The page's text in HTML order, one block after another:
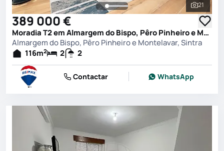
Ver
21
389 000 €
Moradia T2 em Almargem do Bispo, Pêro Pinheiro e Montelavar, Sintra
Almargem do Bispo, Pêro Pinheiro e Montelavar, Sintra
116m2 2 2
Contactar WhatsApp